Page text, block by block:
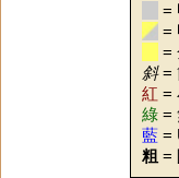
=
=
=
斜=
紅 =
綠 =
藍 =
粗 =